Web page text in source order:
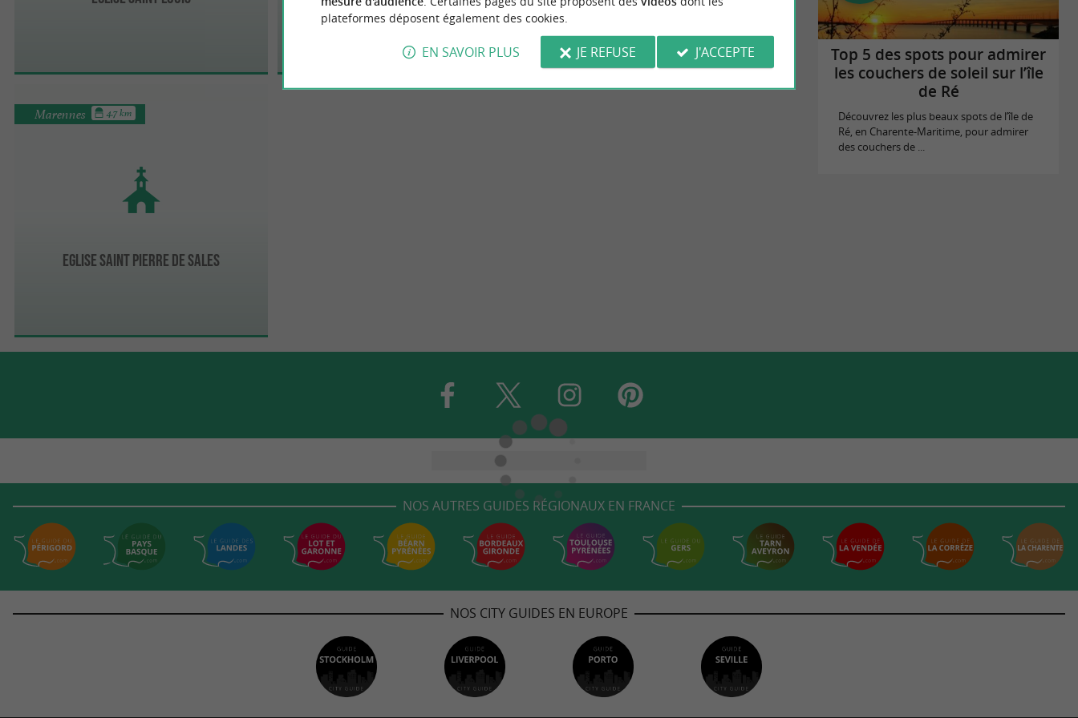
Eglise Saint Pierre de Sales
Marennes 4.7 km
Top 5 des spots pour admirer
les couchers de soleil sur l’île
de Ré
Découvrez les plus beaux spots de l’île de
Ré, en Charente-Maritime, pour admirer
des couchers de ...
NOS AUTRES GUIDES RÉGIONAUX EN FRANCE
NOS CITY GUIDES EN EUROPE
plateformes déposent également des cookies.
EN SAVOIR PLUS JE REFUSE J'ACCEPTE